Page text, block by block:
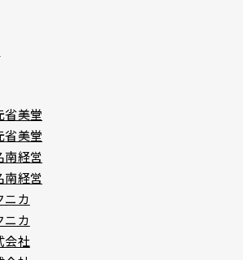
省美堂
省美堂
南経営
南経営
ニカ
ニカ
会社